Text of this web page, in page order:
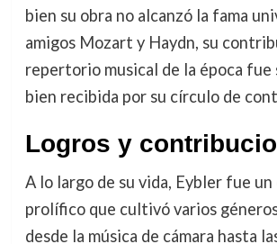
bien su obra no alcanzó la fama
amigos Mozart y Haydn, su
repertorio musical de la época
bien recibida por su círculo de
Logros y
A lo largo de su vida, Eybler fue
prolífico que cultivó varios
desde la música de cámara hasta